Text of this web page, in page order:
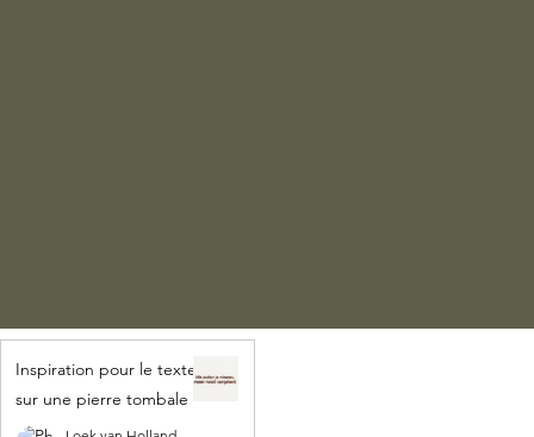
Inspiration pour le texte
sur une pierre tombale